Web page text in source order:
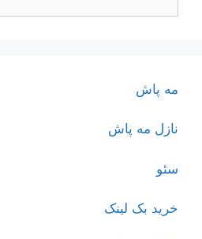
مه پاش
نازل مه پاش
سئو
خرید بک لینک